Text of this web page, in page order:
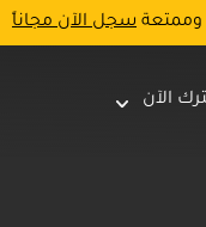
وممتعة سجل الآن مجاناً
الآن